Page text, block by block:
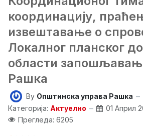
координацију,
извештавање о
Локалног планског
области
Рашка
By Општинска управа Рашка
Категорија: Актуелно
01 Април
Прегледа: 6205